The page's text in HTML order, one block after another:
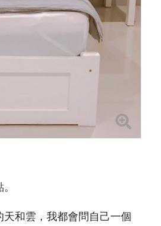
和雲，我都會問自己一個